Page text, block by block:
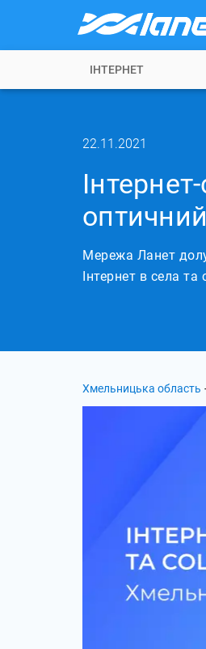
ІНТЕРНЕТ
22.11.2021
Мережа Ланет
Інтернет в села та
Хмельницька область